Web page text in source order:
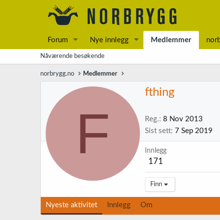
Forum Nye innlegg Medlemmer
Nåværende besøkende
norbrygg.no Medlemmer
F
fthing
Reg. 8 Nov 2013
Sist sett
7 Sep 2019
Innlegg
171
Finn
Nyeste aktivitet Innlegg Om